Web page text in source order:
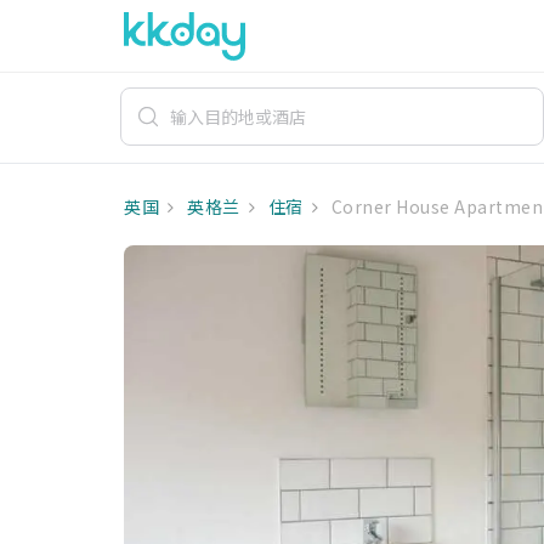
英国 英格兰 住宿 Corner House